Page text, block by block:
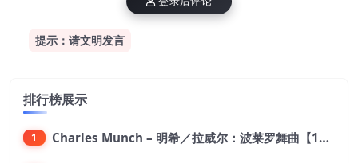
提示：请文明发言
排行榜展示
1 Charles Munch – 明希／拉威尔：波莱罗舞曲【176.4kHz／24bit】